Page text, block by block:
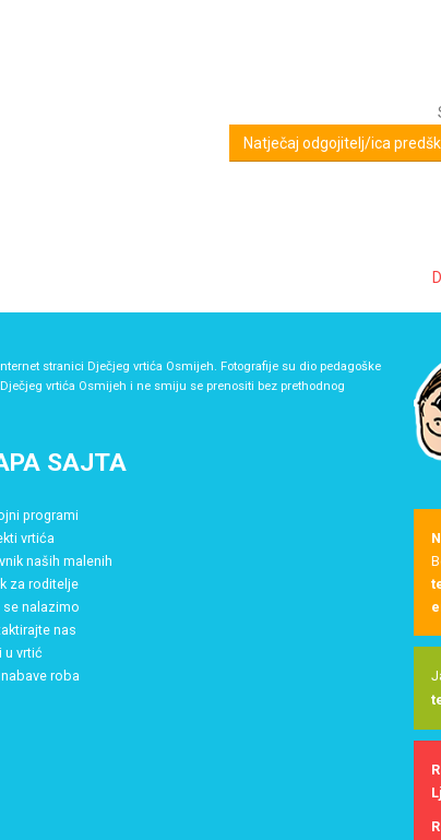
Natječaj odgojitelj/ica
stranici Dječjeg vrtića Osmijeh. Fotografije su dio pedagoške
vrtića Osmijeh i ne smiju se prenositi bez prethodnog
SAJTA
programi
vrtića
naših malenih
za roditelje
se nalazimo
nas
u vrtić
roba